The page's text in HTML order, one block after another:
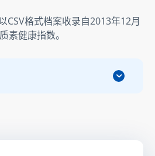
CSV格式档案收录自2013年12月
素健康指数。